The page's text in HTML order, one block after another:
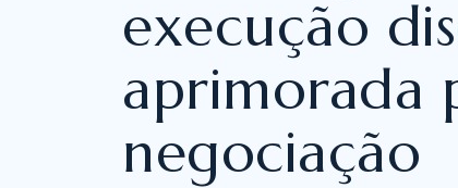
execução
aprimorada
negociação